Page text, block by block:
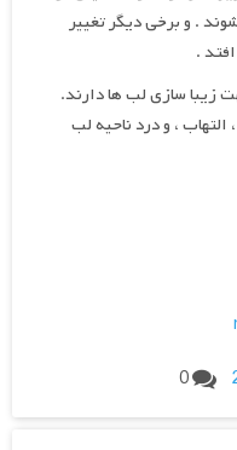
. و برخی دیگر تغییر
.
زیبا سازی لب ها دارند.
، و درد ناحیه لب
0